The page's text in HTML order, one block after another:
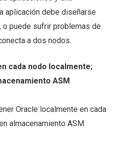
aplicación debe diseñarse
o puede sufrir problemas de
a dos nodos.
cada nodo localmente;
ASM
Oracle localmente en cada
almacenamiento ASM